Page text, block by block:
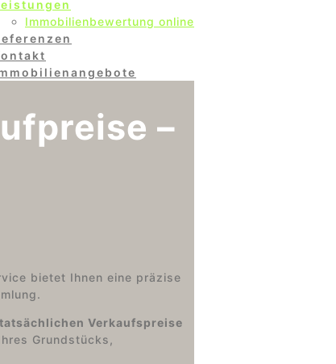
Immobilienbewertung online
–
bietet Ihnen eine präzise
tatsächlichen Verkaufspreise
Grundstücks,